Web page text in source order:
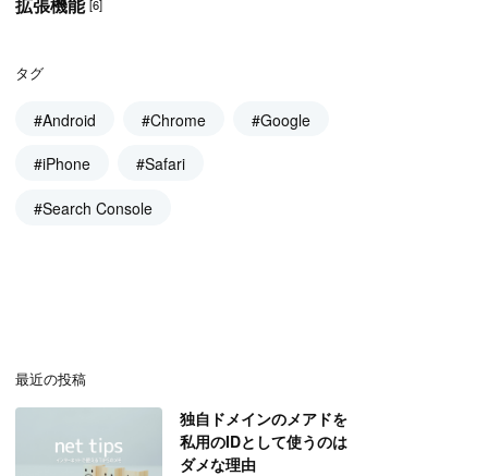
[6]
タグ
#Android #Chrome #Google
#iPhone #Safari
#Search Console
最近の投稿
独自ドメインのメアドを
私用のIDとして使うのは
ダメな理由